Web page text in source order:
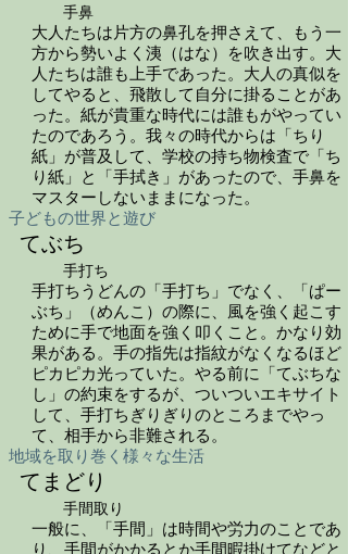
手鼻
大人たちは片方の鼻孔を押さえて、もう一
方から勢いよく洟（はな）を吹き出す。大
人たちは誰も上手であった。大人の真似を
してやると、飛散して自分に掛ることがあ
った。紙が貴重な時代には誰もがやってい
たのであろう。我々の時代からは「ちり
紙」が普及して、学校の持ち物検査で「ち
り紙」と「手拭き」があったので、手鼻を
マスターしないままになった。
子どもの世界と遊び
てぶち
手打ち
手打ちうどんの「手打ち」でなく、「ぱー
ぶち」（めんこ）の際に、風を強く起こす
ために手で地面を強く叩くこと。かなり効
果がある。手の指先は指紋がなくなるほど
ピカピカ光っていた。やる前に「てぶちな
し」の約束をするが、ついついエキサイト
して、手打ちぎりぎりのところまでやっ
て、相手から非難される。
地域を取り巻く様々な生活
てまどり
手間取り
一般に、「手間」は時間や労力のことであ